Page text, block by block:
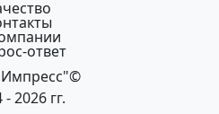
ответ
- 2026 гг.